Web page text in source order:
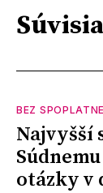
BEZ
Najvyšší
otázky v